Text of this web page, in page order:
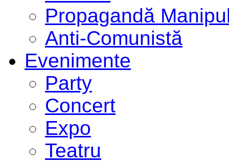
Propagandă
Anti-Comunistă
Evenimente
Party
Concert
Expo
Teatru